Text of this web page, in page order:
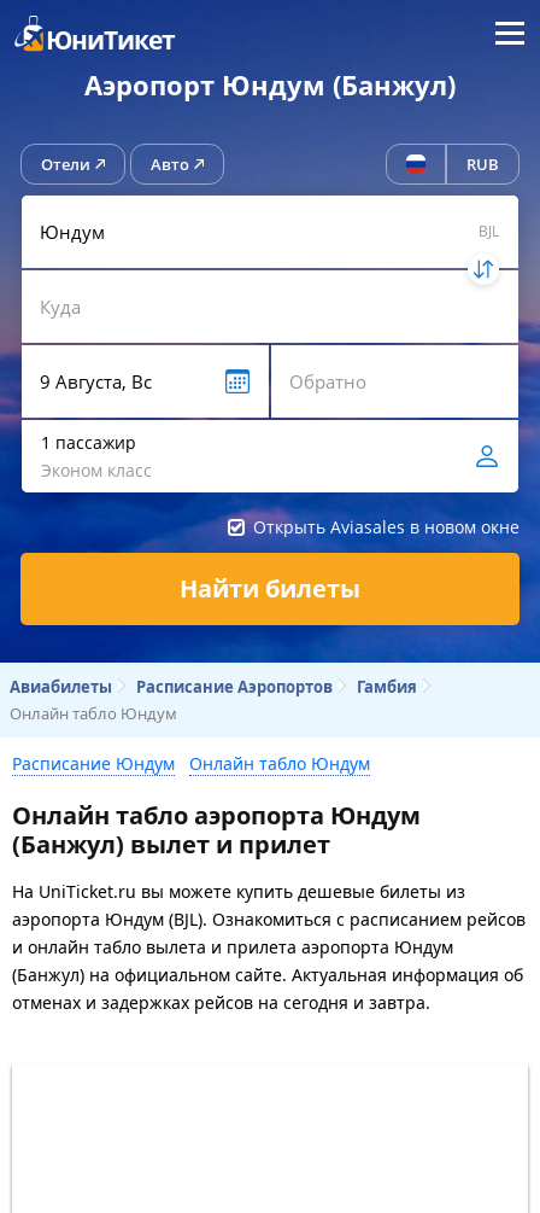
ЮниТикет Меню
Аэропорт Юндум (Банжул)
Отели Авто RUB
BJL
1 пассажир
Эконом класс
Открыть Aviasales в новом окне
Найти билеты
Авиабилеты Расписание Аэропортов
Гамбия
Онлайн табло Юндум
Расписание Юндум Онлайн табло Юндум
Онлайн табло аэропорта Юндум
(Банжул) вылет и прилет
На UniTicket.ru вы можете купить дешевые билеты из
аэропорта Юндум (BJL). Ознакомиться с расписанием рейсов
и онлайн табло вылета и прилета аэропорта Юндум
(Банжул) на официальном сайте. Актуальная информация об
отменах и задержках рейсов на сегодня и завтра.